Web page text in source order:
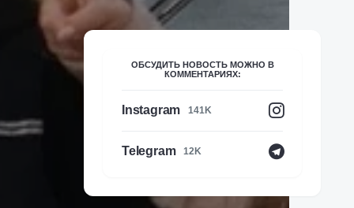
ОБСУДИТЬ НОВОСТЬ МОЖНО В
КОММЕНТАРИЯХ:
Instagram 141K
Telegram 12K